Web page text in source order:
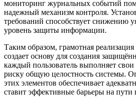
мониторинг журнальных событий
надежный механизм контроля.
требований способствует снижению
уровень защиты информации.
Таким образом, грамотная
создает основу для создания
каждый пользователь выполняет свои
риску общую целостность системы.
этих элементов обеспечивает
ставит эффективные барьеры на пути